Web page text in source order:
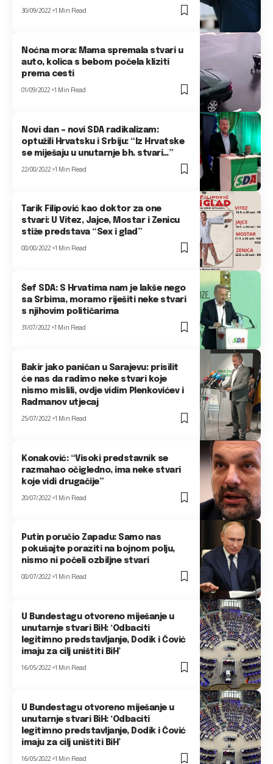
30/09/2022 1 Min Read
Noćna mora: Mama spremala stvari u
auto, kolica s bebom počela kliziti
prema cesti
01/09/2022 1 Min Read
Novi dan – novi SDA radikalizam:
optužili Hrvatsku i Srbiju: “Iz Hrvatske
se miješaju u unutarnje bh. stvari…”
22/08/2022 1 Min Read
Tarik Filipović kao doktor za one
stvari: U Vitez, Jajce, Mostar i Zenicu
stiže predstava “Sex i glad”
08/08/2022 1 Min Read
Šef SDA: S Hrvatima nam je lakše nego
sa Srbima, moramo riješiti neke stvari
s njihovim političarima
31/07/2022 1 Min Read
Bakir jako paničan u Sarajevu: prisilit
će nas da radimo neke stvari koje
nismo mislili, ovdje vidim Plenkovićev i
Radmanov utjecaj
25/07/2022 1 Min Read
Konaković: “Visoki predstavnik se
razmahao očigledno, ima neke stvari
koje vidi drugačije”
20/07/2022 1 Min Read
Putin poručio Zapadu: Samo nas
pokušajte poraziti na bojnom polju,
nismo ni počeli ozbiljne stvari
08/07/2022 1 Min Read
U Bundestagu otvoreno miješanje u
unutarnje stvari BiH: ‘Odbaciti
legitimno predstavljanje, Dodik i Čović
imaju za cilj uništiti BiH’
16/05/2022 1 Min Read
U Bundestagu otvoreno miješanje u
unutarnje stvari BiH: ‘Odbaciti
legitimno predstavljanje, Dodik i Čović
imaju za cilj uništiti BiH’
16/05/2022 1 Min Read